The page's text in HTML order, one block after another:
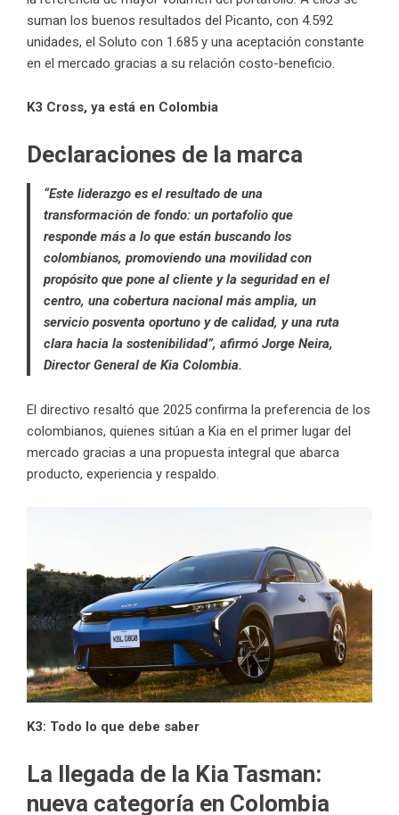
suman los buenos resultados del Picanto, con 4.592
unidades, el Soluto con 1.685 y una aceptación constante
en el mercado gracias a su relación costo-beneficio.
K3 Cross, ya está en Colombia
Declaraciones de la marca
“Este liderazgo es el resultado de una
transformación de fondo: un portafolio que
responde más a lo que están buscando los
colombianos, promoviendo una movilidad con
propósito que pone al cliente y la seguridad en el
centro, una cobertura nacional más amplia, un
servicio posventa oportuno y de calidad, y una ruta
clara hacia la sostenibilidad”, afirmó Jorge Neira,
Director General de Kia Colombia.
El directivo resaltó que 2025 confirma la preferencia de los
colombianos, quienes sitúan a Kia en el primer lugar del
mercado gracias a una propuesta integral que abarca
producto, experiencia y respaldo.
K3: Todo lo que debe saber
La llegada de la Kia Tasman:
nueva categoría en Colombia